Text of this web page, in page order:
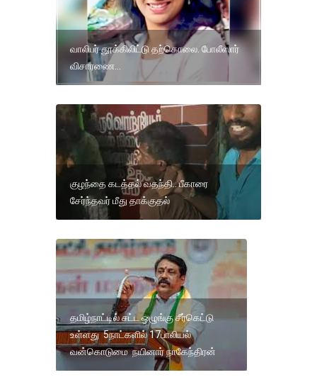
வாலிபர் தூக்கிலிட்டு தற்கொலை. போலீஸார்
விசாரணை...
குழந்தை கடத்தல் வதந்தி.. பீகாரை
சேர்ந்தவர் மீது தாக்குதல்
தமிழ்நாட்டில் சட்ட ஒழுங்கு சீர்கெட்டு
உள்ளது 5நாட்களில் 17பாலியல்
வன்கொடுமை நயினார் நாகேந்திரன்